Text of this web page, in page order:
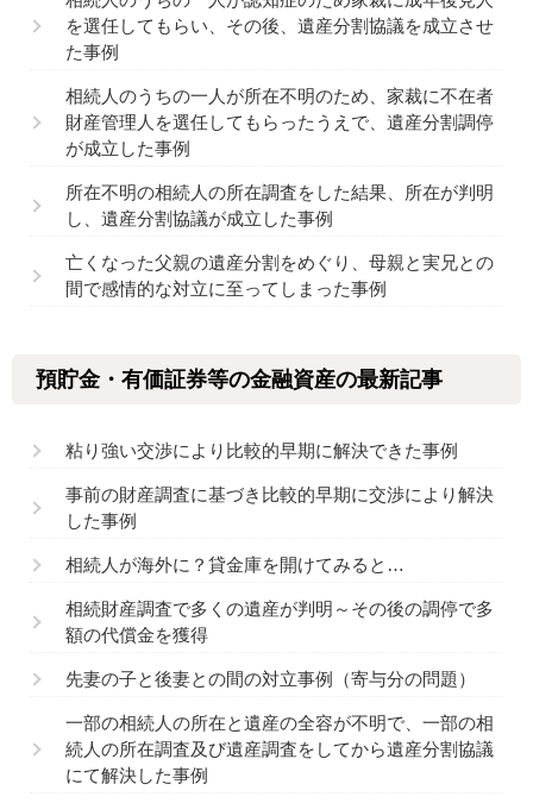
を選任してもらい、その後、遺産分割協議を成立させ
た事例
相続人のうちの一人が所在不明のため、家裁に不在者
財産管理人を選任してもらったうえで、遺産分割調停
が成立した事例
所在不明の相続人の所在調査をした結果、所在が判明
し、遺産分割協議が成立した事例
亡くなった父親の遺産分割をめぐり、母親と実兄との
間で感情的な対立に至ってしまった事例
預貯金・有価証券等の金融資産の最新記事
粘り強い交渉により比較的早期に解決できた事例
事前の財産調査に基づき比較的早期に交渉により解決
した事例
相続人が海外に？貸金庫を開けてみると…
相続財産調査で多くの遺産が判明～その後の調停で多
額の代償金を獲得
先妻の子と後妻との間の対立事例（寄与分の問題）
一部の相続人の所在と遺産の全容が不明で、一部の相
続人の所在調査及び遺産調査をしてから遺産分割協議
にて解決した事例